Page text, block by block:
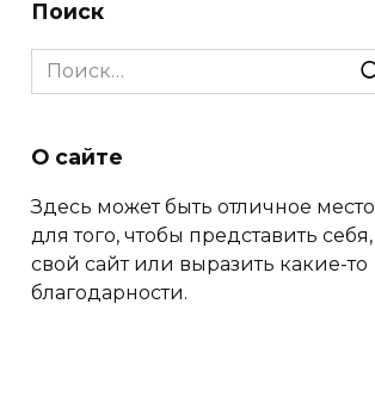
Поиск
Search
for:
О сайте
Здесь может быть отличное место
для того, чтобы представить себя,
свой сайт или выразить какие-то
благодарности.